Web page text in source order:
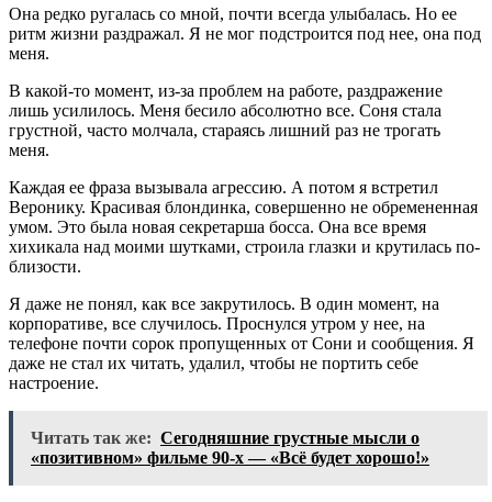
Она редко ругалась со мной, почти всегда улыбалась. Но ее
ритм жизни раздражал. Я не мог подстроится под нее, она под
меня.
В какой-то момент, из-за проблем на работе, раздражение
лишь усилилось. Меня бесило абсолютно все. Соня стала
грустной, часто молчала, стараясь лишний раз не трогать
меня.
Каждая ее фраза вызывала агрессию. А потом я встретил
Веронику. Красивая блондинка, совершенно не обремененная
умом. Это была новая секретарша босса. Она все время
хихикала над моими шутками, строила глазки и крутилась по-
близости.
Я даже не понял, как все закрутилось. В один момент, на
корпоративе, все случилось. Проснулся утром у нее, на
телефоне почти сорок пропущенных от Сони и сообщения. Я
даже не стал их читать, удалил, чтобы не портить себе
настроение.
Читать так же: Сегодняшние грустные мысли о
«позитивном» фильме 90-х — «Всё будет хорошо!»